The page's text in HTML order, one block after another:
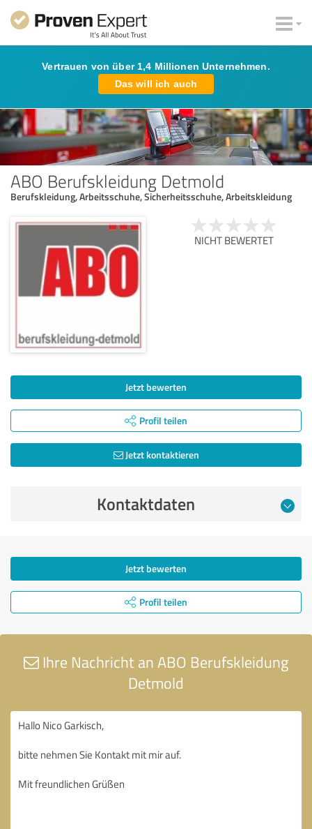
Vertrauen von über 1,4 Millionen Unternehmen.
Das will ich auch
ABO Berufskleidung Detmold
Berufskleidung, Arbeitsschuhe, Sicherheitsschuhe, Arbeitskleidung
NICHT BEWERTET
Jetzt bewerten
Profil teilen
Jetzt kontaktieren
Kontaktdaten
Jetzt bewerten
Profil teilen
Ihre Nachricht an ABO Berufskleidung
Detmold